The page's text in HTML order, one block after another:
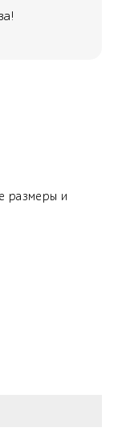
размеры и